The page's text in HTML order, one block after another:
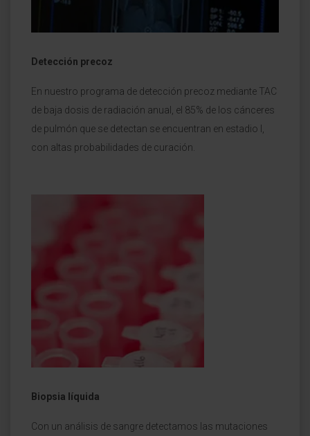
Detección precoz
En nuestro programa de detección precoz mediante TAC
de baja dosis de radiación anual, el 85% de los cánceres
de pulmón que se detectan se encuentran en estadio I,
con altas probabilidades de curación.
Biopsia líquida
Con un análisis de sangre detectamos las mutaciones